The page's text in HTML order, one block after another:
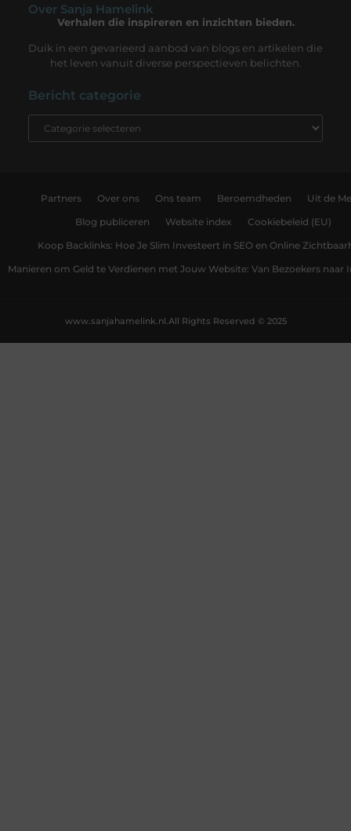
Over Sanja Hamelink
Verhalen die inspireren en inzichten bieden.
Duik in een gevarieerd aanbod van blogs en artikelen die
het leven vanuit diverse perspectieven belichten.
Bericht categorie
Partners Over ons Ons team Beroemdheden Uit de
Blog publiceren Website index Cookiebeleid (EU)
Koop Backlinks: Hoe Je Slim Investeert in SEO en Online
Manieren om Geld te Verdienen met Jouw Website: Van Bezoekers naar
All Rights Reserved © 2025
www.sanjahamelink.nl.